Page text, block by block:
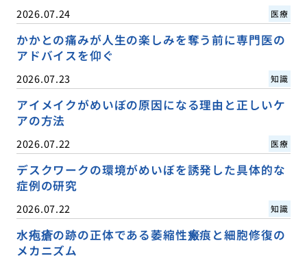
2026.07.24 医療
かかとの痛みが人生の楽しみを奪う前に専門医の
アドバイスを仰ぐ
2026.07.23 知識
アイメイクがめいぼの原因になる理由と正しいケ
アの方法
2026.07.22 医療
デスクワークの環境がめいぼを誘発した具体的な
症例の研究
2026.07.22 知識
水疱瘡の跡の正体である萎縮性瘢痕と細胞修復の
メカニズム